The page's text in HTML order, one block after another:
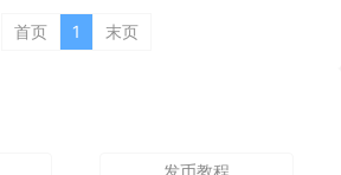
首页 1 末页